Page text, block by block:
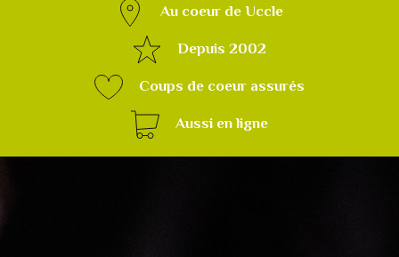
Au coeur de Uccle
Depuis 2002
Coups de coeur assurés
Aussi en ligne